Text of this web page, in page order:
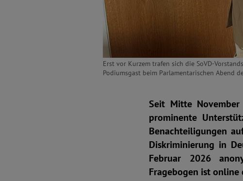
Erst vor Kurzem trafen sich die SoVD-
Podiumsgast beim Parlamentarischen Abend
Seit Mitte
prominente
Benachteiligungen
Diskriminierung in
Februar 2026
Fragebogen ist